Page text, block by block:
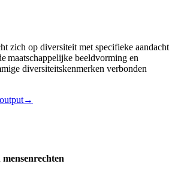
zich op diversiteit met specifieke aandacht
maatschappelijke beeldvorming en
diversiteitskenmerken verbonden